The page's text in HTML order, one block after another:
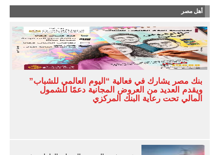
أهل مصر
بنك مصر يشارك في فعالية “اليوم العالمي للشباب”
ويقدم العديد من العروض المجانية دعمًا للشمول
المالي تحت رعاية البنك المركزي